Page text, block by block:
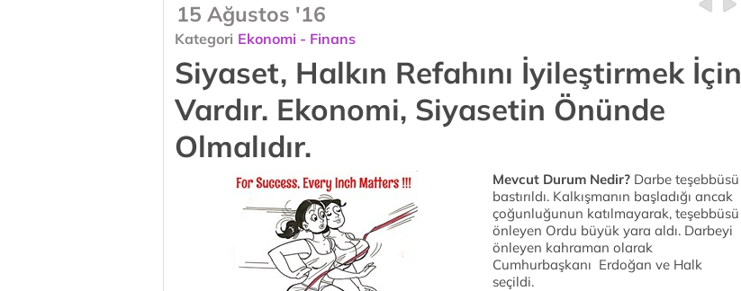
15 Ağustos '16
Kategori Ekonomi - Finans
Siyaset, Halkın Refahını İyileştirmek İçin
Vardır. Ekonomi, Siyasetin Önünde
Olmalıdır.
Mevcut Durum Nedir? Darbe teşebbüsü
bastırıldı. Kalkışmanın başladığı ancak
çoğunluğunun katılmayarak, teşebbüsü
önleyen Ordu büyük yara aldı. Darbeyi
önleyen kahraman olarak
Cumhurbaşkanı Erdoğan ve Halk
seçildi.